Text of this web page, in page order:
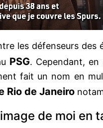
les défenseurs des
PSG. Cependant, en
fait un nom en
Rio de Janeiro
de moi en